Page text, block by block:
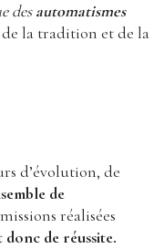
desautomatismes
de la tradition et de la
d’évolution, de
de
réalisées
de réussite.